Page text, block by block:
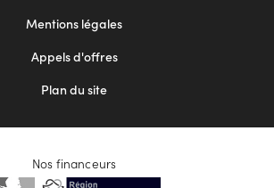
Mentions légales
Appels d'offres
Plan du site
Nos financeurs